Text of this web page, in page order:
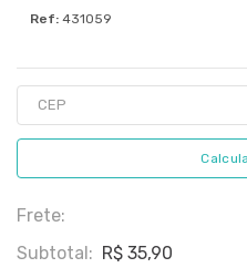
Ref: 431059
Frete:
Subtotal: R$ 35,90